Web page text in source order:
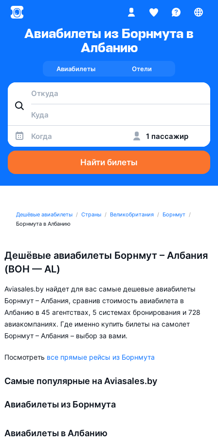
Авиабилеты из Борнмута в
Албанию
Авиабилеты Отели
Когда 1 пассажир
Найти билеты
Дешёвые авиабилеты Страны Великобритания
Борнмут
Борнмута в Албанию
Дешёвые авиабилеты Борнмут – Албания
(BOH — AL)
Aviasales.by найдет для вас самые дешевые авиабилеты
Борнмут – Албания, сравнив стоимость авиабилета в
Албанию в 45 агентствах, 5 системах бронирования и 728
авиакомпаниях. Где именно купить билеты на самолет
Борнмут – Албания – выбор за вами.
Посмотреть все прямые рейсы из Борнмута
Самые популярные на Aviasales.by
Авиабилеты из Борнмута
Авиабилеты в Албанию